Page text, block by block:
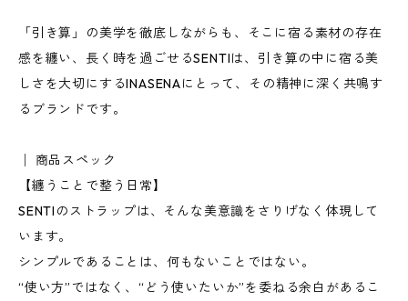
「引き算」の美学を徹底しながらも、そこに宿る素材の存在
感を纏い、長く時を過ごせるSENTIは、引き算の中に宿る美
しさを大切にするINASENAにとって、その精神に深く共鳴す
るブランドです。
│ 商品スペック
【纏うことで整う日常】
SENTIのストラップは、そんな美意識をさりげなく体現して
います。
シンプルであることは、何もないことではない。
“使い方”ではなく、“どう使いたいか”を委ねる余白があるこ